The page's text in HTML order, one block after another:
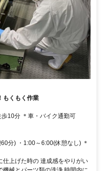
もくもく作業
10分 ＊車・バイク通勤可
分) ・1:00～6:00(休憩なし) ＊
仕上げた時の 達成感をやりがい